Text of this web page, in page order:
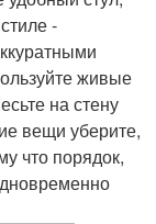
-
живые
на стену
вещи уберите,
что порядок,